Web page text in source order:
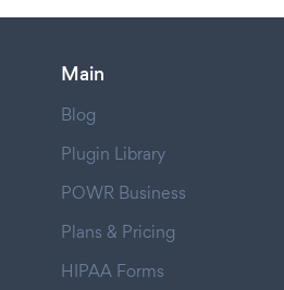
Main
Blog
Plugin Library
POWR Business
Plans & Pricing
HIPAA Forms